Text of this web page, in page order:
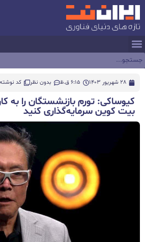
28 شهریور 1403 6:15 ق.ظ بدون نظر کد نوشته:
کیوساکی: تورم بازنشستگان را به
بیت کوین سرمایه‌گذاری کنید